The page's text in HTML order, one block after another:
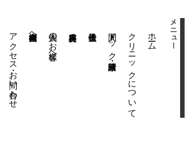
アクセス・お問い合わせ 企業内担当者様へ 個人のお客様へ 人間ドック・健康診断 クリニックについて ホーム